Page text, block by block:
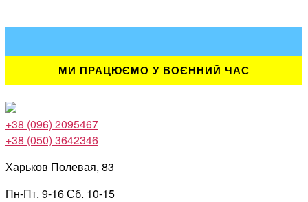
к
МИ ПРАЦЮЄМО У ВОЄННИЙ ЧАС
+38 (096) 2095467
+38 (050) 3642346
Харьков Полевая, 83
Пн-Пт. 9-16 Сб. 10-15